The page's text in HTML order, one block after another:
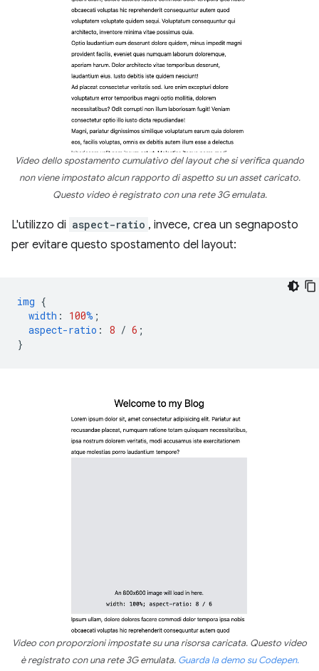
Video dello spostamento cumulativo del layout che si verifica quando
non viene impostato alcun rapporto di aspetto su un asset caricato.
Questo video è registrato con una rete 3G emulata.
L'utilizzo di aspect-ratio , invece, crea un segnaposto
per evitare questo spostamento del layout:
img {
width : 100% ;
aspect-ratio : 8 / 6 ;
}
Video con proporzioni impostate su una risorsa caricata. Questo video
è registrato con una rete 3G emulata. Guarda la demo su Codepen.